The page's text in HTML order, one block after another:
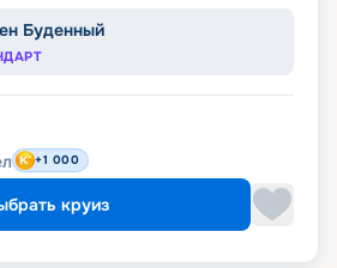
Буденный
+1 000
круиз